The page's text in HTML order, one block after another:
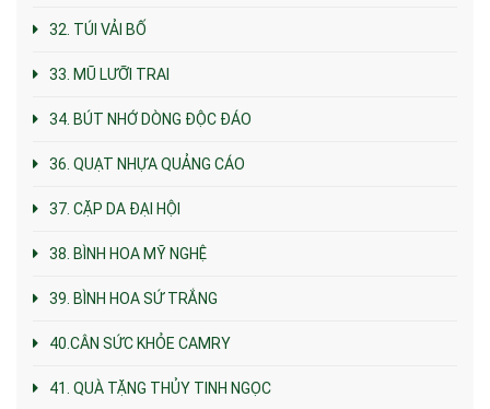
32. TÚI VẢI BỐ
33. MŨ LƯỠI TRAI
34. BÚT NHỚ DÒNG ĐỘC ĐÁO
36. QUẠT NHỰA QUẢNG CÁO
37. CẶP DA ĐẠI HỘI
38. BÌNH HOA MỸ NGHỆ
39. BÌNH HOA SỨ TRẮNG
40.CÂN SỨC KHỎE CAMRY
41. QUÀ TẶNG THỦY TINH NGỌC